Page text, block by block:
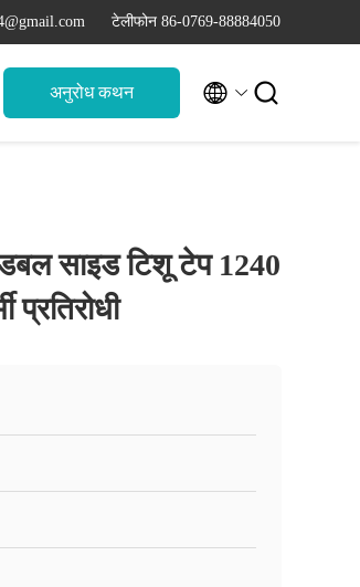
टेलीफोन 86-0769-88884050
अनुरोध कथन  
साइड टिशू टेप 1240